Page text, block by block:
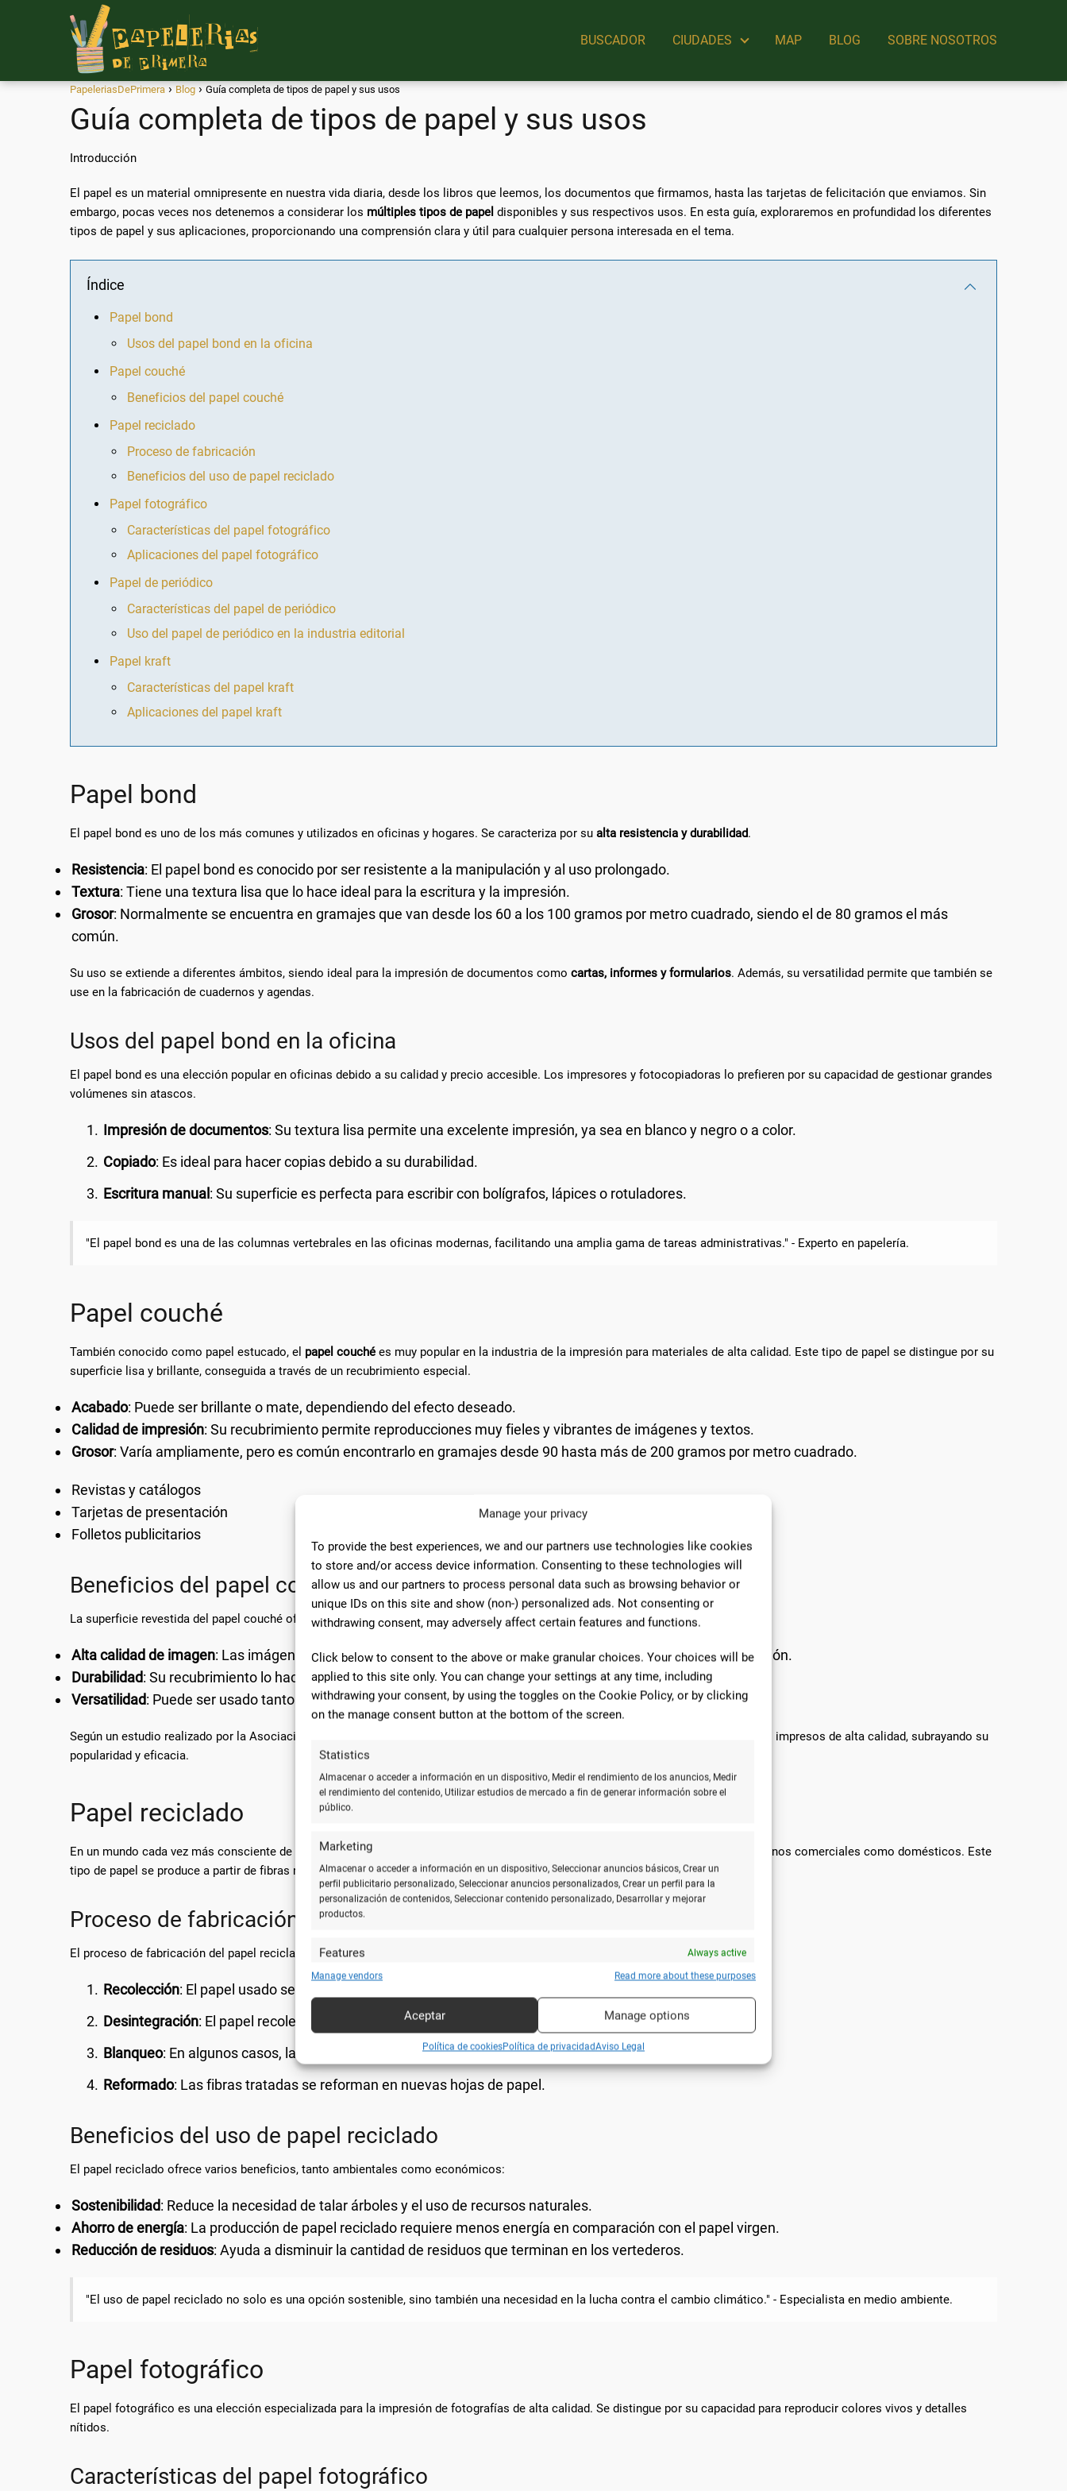
Manage your privacy
To provide the best experiences, we and our partners use technologies like cookies
to store and/or access device information. Consenting to these technologies will
allow us and our partners to process personal data such as browsing behavior or
unique IDs on this site and show (non-) personalized ads. Not consenting or
withdrawing consent, may adversely affect certain features and functions.
Click below to consent to the above or make granular choices. Your choices will be
applied to this site only. You can change your settings at any time, including
withdrawing your consent, by using the toggles on the Cookie Policy, or by clicking
on the manage consent button at the bottom of the screen.
Statistics
Almacenar o acceder a información en un dispositivo, Medir el rendimiento de los anuncios, Medir
el rendimiento del contenido, Utilizar estudios de mercado a fin de generar información sobre el
público.
Marketing
Almacenar o acceder a información en un dispositivo, Seleccionar anuncios básicos, Crear un
perfil publicitario personalizado, Seleccionar anuncios personalizados, Crear un perfil para la
personalización de contenidos, Seleccionar contenido personalizado, Desarrollar y mejorar
productos.
Features
Always active
Cotejar y combinar fuentes de datos off line, Vincular diferentes dispositivos, Recibir
Utilizar datos de localización geográfica precisa, Analizar activamente las
Garantizar la seguridad, evitar fraudes y depurar errores, Servir
Manage vendors Read more about these purposes
Aceptar Manage options
Política de cookiesPolítica de privacidadAviso Legal
BUSCADOR CIUDADES MAP BLOG SOBRE NOSOTROS
PapeleriasDePrimera Blog Guía completa de tipos de papel y sus usos
Guía completa de tipos de papel y sus usos
Introducción
El papel es un material omnipresente en nuestra vida diaria, desde los libros que leemos, los documentos que firmamos, hasta las tarjetas de felicitación que enviamos. Sin
embargo, pocas veces nos detenemos a considerar los múltiples tipos de papel disponibles y sus respectivos usos. En esta guía, exploraremos en profundidad los diferentes
tipos de papel y sus aplicaciones, proporcionando una comprensión clara y útil para cualquier persona interesada en el tema.
Índice
Papel bond
Usos del papel bond en la oficina
Papel couché
Beneficios del papel couché
Papel reciclado
Proceso de fabricación
Beneficios del uso de papel reciclado
Papel fotográfico
Características del papel fotográfico
Aplicaciones del papel fotográfico
Papel de periódico
Características del papel de periódico
Uso del papel de periódico en la industria editorial
Papel kraft
Características del papel kraft
Aplicaciones del papel kraft
Papel bond
El papel bond es uno de los más comunes y utilizados en oficinas y hogares. Se caracteriza por su alta resistencia y durabilidad.
Resistencia: El papel bond es conocido por ser resistente a la manipulación y al uso prolongado.
Textura: Tiene una textura lisa que lo hace ideal para la escritura y la impresión.
Grosor: Normalmente se encuentra en gramajes que van desde los 60 a los 100 gramos por metro cuadrado, siendo el de 80 gramos el más
común.
Su uso se extiende a diferentes ámbitos, siendo ideal para la impresión de documentos como cartas, informes y formularios. Además, su versatilidad permite que también se
use en la fabricación de cuadernos y agendas.
Usos del papel bond en la oficina
El papel bond es una elección popular en oficinas debido a su calidad y precio accesible. Los impresores y fotocopiadoras lo prefieren por su capacidad de gestionar grandes
volúmenes sin atascos.
Impresión de documentos: Su textura lisa permite una excelente impresión, ya sea en blanco y negro o a color.
Copiado: Es ideal para hacer copias debido a su durabilidad.
Escritura manual: Su superficie es perfecta para escribir con bolígrafos, lápices o rotuladores.
"El papel bond es una de las columnas vertebrales en las oficinas modernas, facilitando una amplia gama de tareas administrativas." - Experto en papelería.
Papel couché
También conocido como papel estucado, el papel couché es muy popular en la industria de la impresión para materiales de alta calidad. Este tipo de papel se distingue por su
superficie lisa y brillante, conseguida a través de un recubrimiento especial.
Acabado: Puede ser brillante o mate, dependiendo del efecto deseado.
Calidad de impresión: Su recubrimiento permite reproducciones muy fieles y vibrantes de imágenes y textos.
Grosor: Varía ampliamente, pero es común encontrarlo en gramajes desde 90 hasta más de 200 gramos por metro cuadrado.
Revistas y catálogos
Tarjetas de presentación
Folletos publicitarios
Beneficios del papel couché
La superficie revestida del papel couché ofrece varios beneficios importantes:
Alta calidad de imagen: Las imágenes impresas en papel couché son extremadamente nítidas y de alta resolución.
Durabilidad: Su recubrimiento lo hace más resistente a la humedad y a los daños físicos.
Versatilidad: Puede ser usado tanto en impresión digital como en offset.
Según un estudio realizado por la Asociación de Imprenta y Publicidad, el papel couché representa el 50% del mercado de materiales impresos de alta calidad, subrayando su
popularidad y eficacia.
Papel reciclado
En un mundo cada vez más consciente de la sostenibilidad, el
se ha convertido en una opción popular tanto en entornos comerciales como domésticos. Este
tipo de papel se produce a partir de fibras recicladas, reduciendo así el impacto ambiental.
Proceso de fabricación
El proceso de fabricación del papel reciclado implica varias etapas cruciales:
Recolección: El papel usado se recoge de diversas fuentes como oficinas, hogares y basureros.
Desintegración: El papel recolectado se desintegra en fibras en una solución líquida.
Blanqueo: En algunos casos, las fibras desintegradas se blanquean para mejorar su apariencia.
Reformado: Las fibras tratadas se reforman en nuevas hojas de papel.
Beneficios del uso de papel reciclado
El papel reciclado ofrece varios beneficios, tanto ambientales como económicos:
Sostenibilidad: Reduce la necesidad de talar árboles y el uso de recursos naturales.
Ahorro de energía: La producción de papel reciclado requiere menos energía en comparación con el papel virgen.
Reducción de residuos: Ayuda a disminuir la cantidad de residuos que terminan en los vertederos.
"El uso de papel reciclado no solo es una opción sostenible, sino también una necesidad en la lucha contra el cambio climático." - Especialista en medio ambiente.
Papel fotográfico
El papel fotográfico es una elección especializada para la impresión de fotografías de alta calidad. Se distingue por su capacidad para reproducir colores vivos y detalles
nítidos.
Características del papel fotográfico